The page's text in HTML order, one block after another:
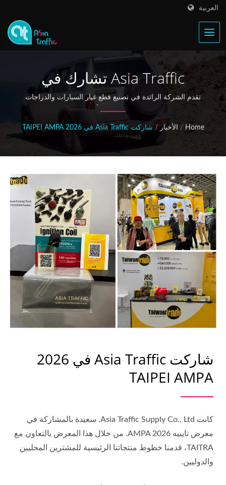
العربية
Asia Traffic تشارك في
معرض التجارة الدولي 2026
TAIPEI AMPA
تقدم الشركة الرائدة في تصنيع قطع غيار السيارات والدراجات
النارية في تايوان لفائف الإشعال، وأبواق كهربائية، ومكونات
شمعات الإشعال للمشترين العالميين في المعرض التجاري الرائد
للسيارات في آسيا.
Home
/ الأخبار / شاركت Asia Traffic في 2026 TAIPEI AMPA
شاركت Asia Traffic في 2026
TAIPEI AMPA
كانت Asia Traffic Supply Co., Ltd. سعيدة بالمشاركة في
معرض تايبيه AMPA 2026. من خلال هذا المعرض بالتعاون مع
TAITRA، قدمنا خطوط منتجاتنا الرئيسية للمشترين المحليين
والدوليين.